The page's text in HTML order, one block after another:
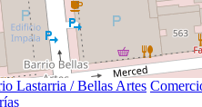
Lastarria / Bellas Artes